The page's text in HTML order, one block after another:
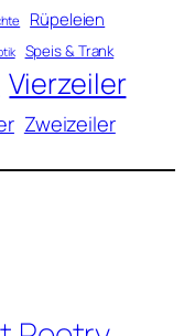
Rüpeleien
Speis & Trank
Vierzeiler
Zweizeiler